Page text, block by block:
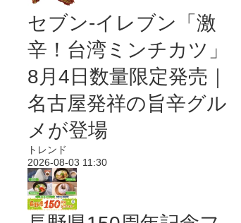
セブン-イレブン「激
辛！台湾ミンチカツ」
8月4日数量限定発売｜
名古屋発祥の旨辛グル
メが登場
トレンド
2026-08-03 11:30